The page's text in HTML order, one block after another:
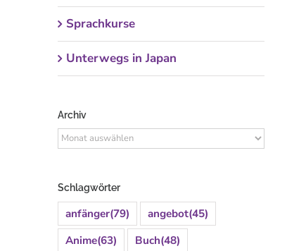
Sprachkurse
Unterwegs in Japan
Archiv
Archiv
Schlagwörter
anfänger(79) angebot(45)
Anime(63) Buch(48)